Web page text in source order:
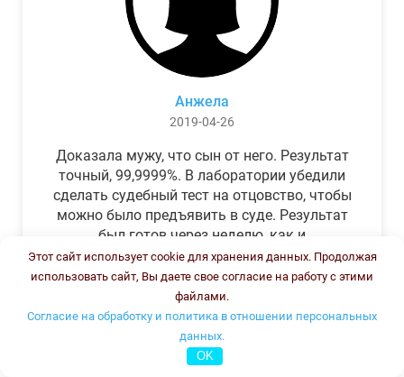
Анжела
2019-04-26
Доказала мужу, что сын от него. Результат
точный, 99,9999%. В лаборатории убедили
сделать судебный тест на отцовство, чтобы
можно было предъявить в суде. Результат
был готов через неделю, как и
обещали.Теперь муж бегает и извиняется.
Этот сайт использует cookie для хранения данных. Продолжая
использовать сайт, Вы даете свое согласие на работу с этими
файлами.
Согласие на обработку и политика в отношении персональных
данных.
OK